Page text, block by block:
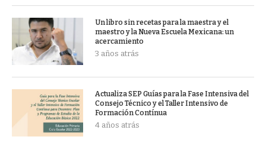
Un libro sin recetas para la maestra y el
maestro y la Nueva Escuela Mexicana: un
acercamiento
3 años atrás
Actualiza SEP Guías para la Fase Intensiva del
Consejo Técnico y el Taller Intensivo de
Formación Contínua
4 años atrás